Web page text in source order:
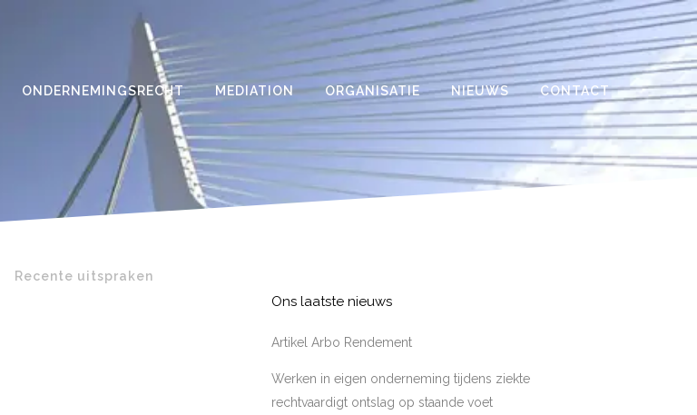
ONDERNEMINGSRECHT MEDIATION ORGANISATIE NIEUWS CONTACT
Recente uitspraken
Ons laatste nieuws
Artikel Arbo Rendement
Werken in eigen onderneming tijdens ziekte
rechtvaardigt ontslag op staande voet